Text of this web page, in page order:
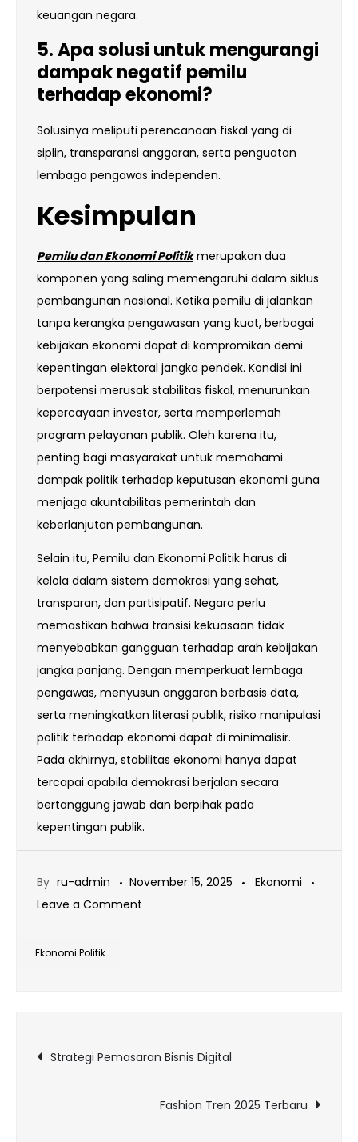
keuangan negara.
5. Apa solusi untuk mengurangi
dampak negatif pemilu
terhadap ekonomi?
Solusinya meliputi perencanaan fiskal yang di
siplin, transparansi anggaran, serta penguatan
lembaga pengawas independen.
Kesimpulan
Pemilu dan Ekonomi Politikmerupakan dua
komponen yang saling memengaruhi dalam siklus
pembangunan nasional. Ketika pemilu di jalankan
tanpa kerangka pengawasan yang kuat, berbagai
kebijakan ekonomi dapat di kompromikan demi
kepentingan elektoral jangka pendek. Kondisi ini
berpotensi merusak stabilitas fiskal, menurunkan
kepercayaan investor, serta memperlemah
program pelayanan publik. Oleh karena itu,
penting bagi masyarakat untuk memahami
dampak politik terhadap keputusan ekonomi guna
menjaga akuntabilitas pemerintah dan
keberlanjutan pembangunan.
Selain itu, Pemilu dan Ekonomi Politik harus di
kelola dalam sistem demokrasi yang sehat,
transparan, dan partisipatif. Negara perlu
memastikan bahwa transisi kekuasaan tidak
menyebabkan gangguan terhadap arah kebijakan
jangka panjang. Dengan memperkuat lembaga
pengawas, menyusun anggaran berbasis data,
serta meningkatkan literasi publik, risiko manipulasi
politik terhadap ekonomi dapat di minimalisir.
Pada akhirnya, stabilitas ekonomi hanya dapat
tercapai apabila demokrasi berjalan secara
bertanggung jawab dan berpihak pada
kepentingan publik.
By ru-admin November 15, 2025
Ekonomi
Leave a Comment
Ekonomi Politik
Navigasi
Strategi Pemasaran Bisnis Digital
Fashion Tren 2025 Terbaru